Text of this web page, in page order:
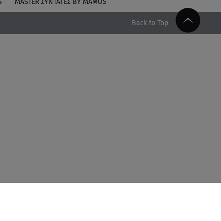
MASTER ΣΥΝΤΑΓΈΣ BY MAMOS
Back to Top